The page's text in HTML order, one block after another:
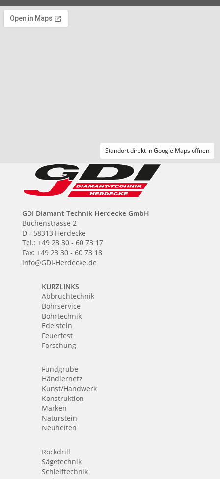
Standort direkt in Google Maps öffnen
GDI Diamant Technik Herdecke GmbH
Buchenstrasse 2
D - 58313 Herdecke
Tel.: +49 23 30 - 60 73 17
Fax: +49 23 30 - 60 73 18
info@GDI-Herdecke.de
KURZLINKS
Abbruchtechnik
Bohrservice
Bohrtechnik
Edelstein
Feuerfest
Forschung
Fundgrube
Händlernetz
Kunst/Handwerk
Konstruktion
Marken
Naturstein
Neuheiten
Rockdrill
Sägetechnik
Schleiftechnik